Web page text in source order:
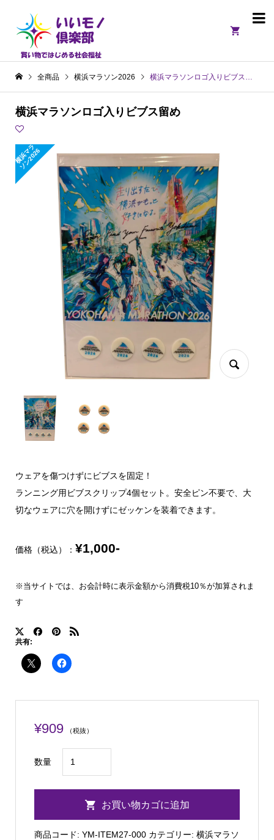

全商品 横浜マラソン2026 横浜マラソンロゴ入りビブス留め
横浜マラソンロゴ入りビブス留め
横
浜
マ
ラ
ソ
ン
2
0
2
6
ウェアを傷つけずにビブスを固定！
ランニング用ビブスクリップ4個セット。安全ピン不要で、大
切なウェアに穴を開けずにゼッケンを装着できます。
価格（税込）： ¥1,000-
※当サイトでは、お会計時に表示金額から消費税10％が加算されま
す
共有:
¥909 （税抜）
数量
浜
マ
お買い物カゴに追加
商品コード: YM-ITEM27-000 カテゴリー: 横浜マラソ